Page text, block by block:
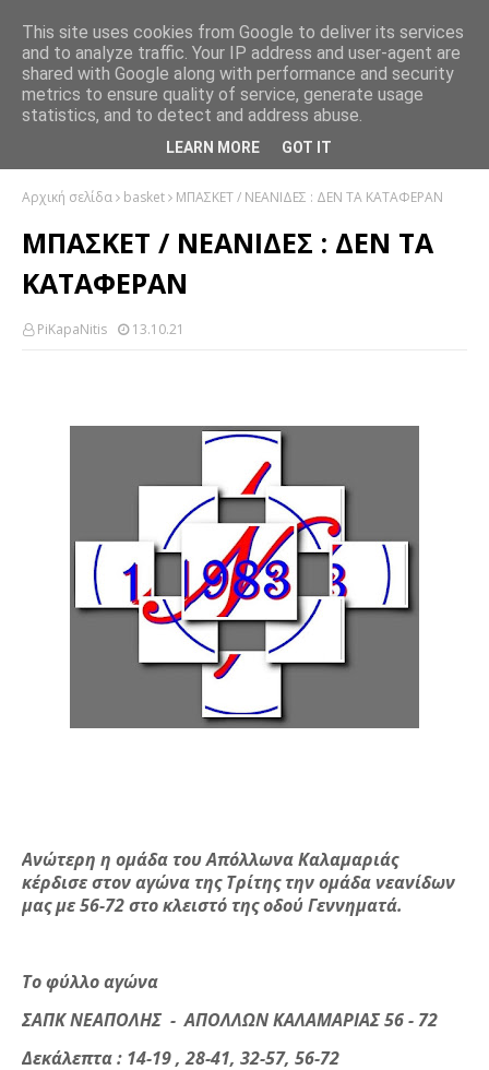
Αρχική σελίδα basket ΜΠΑΣΚΕΤ / ΝΕΑΝΙΔΕΣ : ΔΕΝ ΤΑ ΚΑΤΑΦΕΡΑΝ
ΜΠΑΣΚΕΤ / ΝΕΑΝΙΔΕΣ : ΔΕΝ ΤΑ
ΚΑΤΑΦΕΡΑΝ
PiKapaNitis 13.10.21
Ανώτερη η ομάδα του Απόλλωνα Καλαμαριάς
κέρδισε στον αγώνα της Τρίτης την ομάδα νεανίδων
μας με 56-72 στο κλειστό της οδού Γεννηματά.
Το φύλλο αγώνα
ΣΑΠΚ ΝΕΑΠΟΛΗΣ - ΑΠΟΛΛΩΝ ΚΑΛΑΜΑΡΙΑΣ 56 - 72
Δεκάλεπτα : 14-19 , 28-41, 32-57, 56-72
This site uses cookies from Google to deliver its services
and to analyze traffic. Your IP address and user-agent are
shared with Google along with performance and security
metrics to ensure quality of service, generate usage
statistics, and to detect and address abuse.
LEARN MORE GOT IT